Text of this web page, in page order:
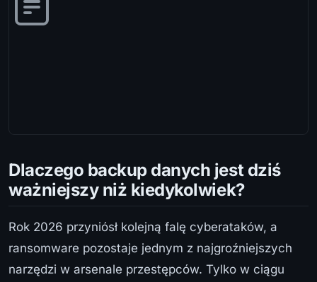
Dlaczego backup danych jest dziś
ważniejszy niż kiedykolwiek?
Rok 2026 przyniósł kolejną falę cyberataków, a
ransomware pozostaje jednym z najgroźniejszych
narzędzi w arsenale przestępców. Tylko w ciągu